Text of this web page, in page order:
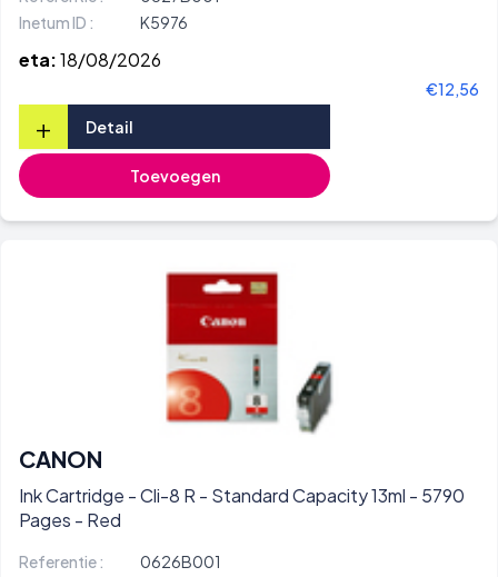
Inetum ID :
K5976
eta:18/08/2026
€12,56
+ Detail
Toevoegen
CANON
Ink Cartridge - Cli-8 R - Standard Capacity 13ml - 5790
Pages - Red
Referentie :
0626B001